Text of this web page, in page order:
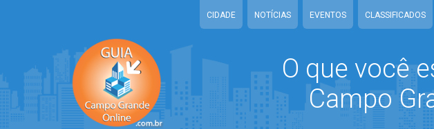
CIDADE NOTÍCIAS EVENTOS CLASSIFICADOS
O que você
Campo